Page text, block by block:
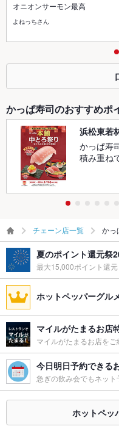
オニオンサーモン最高
よねっちさん
かっぱ寿司のおすすめポ
浜松東若
かっぱ寿
積み重ね
チェーン店一覧 かっ
夏のポイント還元祭
最大15,000ポイント還元
ホットペッパーグル
マイルがたまるお店
マイルがたまるお店をご
今日明日予約できる
急ぎの飲み会でもネット
ホットペッ